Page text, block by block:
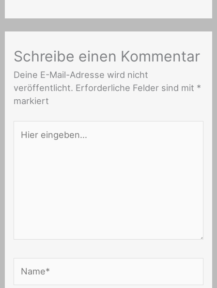
Schreibe einen Kommentar
Deine E-Mail-Adresse wird nicht
veröffentlicht. Erforderliche Felder sind mit *
markiert
eingeben…